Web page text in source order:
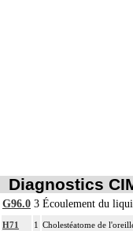
Diagnostics
G96.0 3 Écoulement du
H71 1 Cholestéatome de